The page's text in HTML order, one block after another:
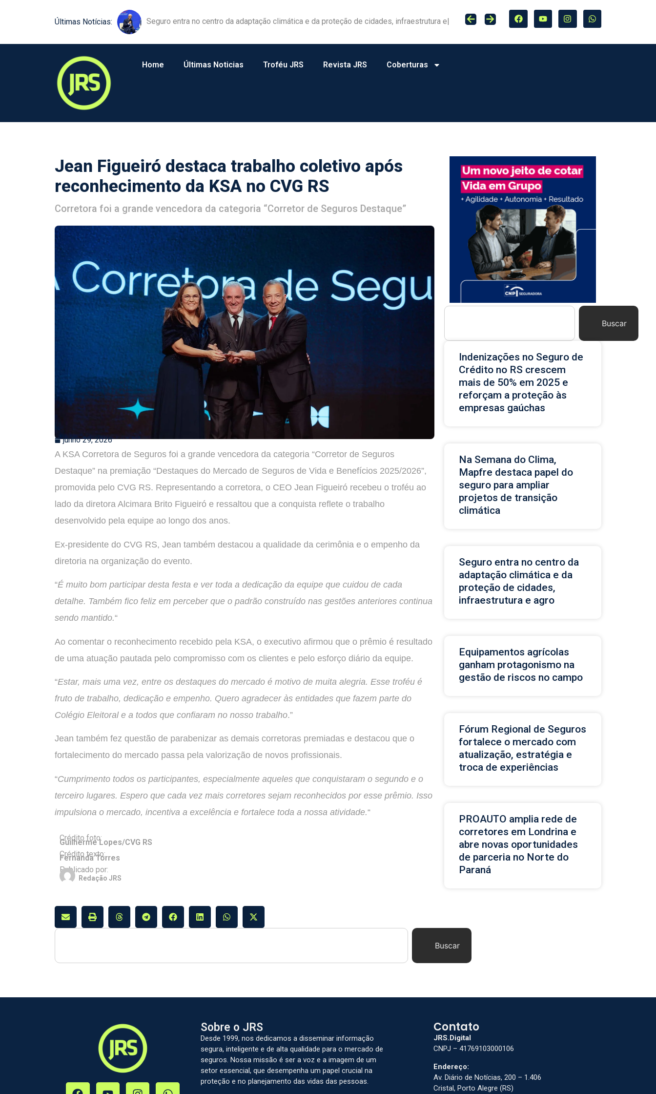
Últimas Notícias: Equipamentos agrícolas ganham protagonismo na gestão de riscos no campo
Home Últimas Noticias Troféu JRS Revista JRS Coberturas
Jean Figueiró destaca trabalho coletivo após
reconhecimento da KSA no CVG RS
Corretora foi a grande vencedora da categoria “Corretor de Seguros Destaque”
junho 29, 2026
A KSA Corretora de Seguros foi a grande vencedora da categoria “Corretor de Seguros
Destaque” na premiação “Destaques do Mercado de Seguros de Vida e Benefícios 2025/2026”,
promovida pelo CVG RS. Representando a corretora, o CEO Jean Figueiró recebeu o troféu ao
lado da diretora Alcimara Brito Figueiró e ressaltou que a conquista reflete o trabalho
desenvolvido pela equipe ao longo dos anos.
Ex-presidente do CVG RS, Jean também destacou a qualidade da cerimônia e o empenho da
diretoria na organização do evento.
“É muito bom participar desta festa e ver toda a dedicação da equipe que cuidou de cada
detalhe. Também fico feliz em perceber que o padrão construído nas gestões anteriores continua
sendo mantido.“
Ao comentar o reconhecimento recebido pela KSA, o executivo afirmou que o prêmio é resultado
de uma atuação pautada pelo compromisso com os clientes e pelo esforço diário da equipe.
“Estar, mais uma vez, entre os destaques do mercado é motivo de muita alegria. Esse troféu é
fruto de trabalho, dedicação e empenho. Quero agradecer às entidades que fazem parte do
Colégio Eleitoral e a todos que confiaram no nosso trabalho.”
Jean também fez questão de parabenizar as demais corretoras premiadas e destacou que o
fortalecimento do mercado passa pela valorização de novos profissionais.
“Cumprimento todos os participantes, especialmente aqueles que conquistaram o segundo e o
terceiro lugares. Espero que cada vez mais corretores sejam reconhecidos por esse prêmio. Isso
impulsiona o mercado, incentiva a excelência e fortalece toda a nossa atividade.“
Crédito foto:
Guilherme Lopes/CVG RS
Crédito texto:
Fernanda Torres
Publicado por:
Redação JRS
Buscar
Buscar
Indenizações no Seguro de
Crédito no RS crescem
mais de 50% em 2025 e
reforçam a proteção às
empresas gaúchas
Na Semana do Clima,
Mapfre destaca papel do
seguro para ampliar
projetos de transição
climática
Seguro entra no centro da
adaptação climática e da
proteção de cidades,
infraestrutura e agro
Equipamentos agrícolas
ganham protagonismo na
gestão de riscos no campo
Fórum Regional de Seguros
fortalece o mercado com
atualização, estratégia e
troca de experiências
PROAUTO amplia rede de
corretores em Londrina e
abre novas oportunidades
de parceria no Norte do
Paraná
Sobre o JRS
Desde 1999, nos dedicamos a disseminar informação
segura, inteligente e de alta qualidade para o mercado de
seguros. Nossa missão é ser a voz e a imagem de um
setor essencial, que desempenha um papel crucial na
proteção e no planejamento das vidas das pessoas.
Contato
JRS.Digital
CNPJ – 41769103000106
Endereço:
Av. Diário de Notícias, 200 – 1.406
Cristal, Porto Alegre (RS)